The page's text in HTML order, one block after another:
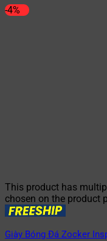
-4%
This product has
chosen on the product
Giày Bóng Đá Zocker